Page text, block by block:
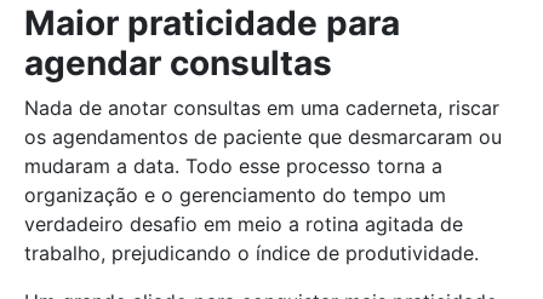
Maior praticidade para
agendar consultas
Nada de anotar consultas em uma caderneta, riscar
os agendamentos de paciente que desmarcaram ou
mudaram a data. Todo esse processo torna a
organização e o gerenciamento do tempo um
verdadeiro desafio em meio a rotina agitada de
trabalho, prejudicando o índice de produtividade.